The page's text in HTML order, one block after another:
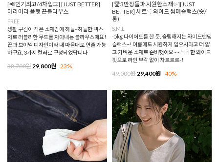
[📢인기최고/4차입고] [JUST BETTER]
여리여리 플랫 끈블라우스
FREE
생활 구김이 적은 소재감에 하늘~하늘한 텍스
처로 러블리한 무드를 자아내는 블라우스에요!
끈과 브이넥 디자인이라 내 마음대로 연출 가능
하구요, 3가지 컬러로 구성되었답니다
38,700원29,800원 23%
[🏆3만장돌파 시원한소재✨][JUST
BETTER] 차르륵 와이드 썸머슬랙스(숏/
롱)
S,M,L
-5kg 다이어트를 한 듯, 슬림해지는 와이드밴딩
슬랙스~! 여름에도 시원하게 입으시라고 더 얇
고 가벼운 소재로 준비햇어요~~ 낙낙한 와이드
핏으로 라인 부각 없이 차르르르-!
49,000원29,400원 40%